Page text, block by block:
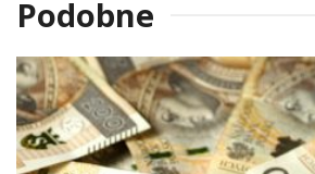
Podobne